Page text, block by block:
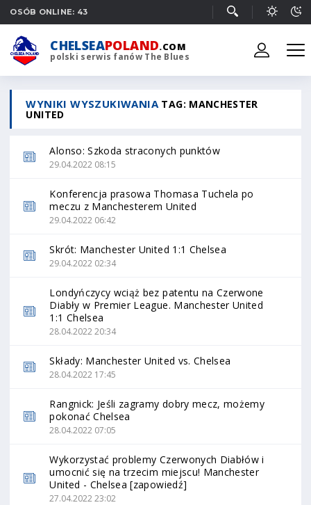
OSÓB ONLINE: 43
CHELSEAPOLAND.COM
polski serwis fanów The Blues
WYNIKI WYSZUKIWANIA TAG: MANCHESTER
UNITED
Alonso: Szkoda straconych punktów
29.04.2022 08:15
Konferencja prasowa Thomasa Tuchela po
meczu z Manchesterem United
29.04.2022 06:42
Skrót: Manchester United 1:1 Chelsea
29.04.2022 02:34
Londyńczycy wciąż bez patentu na Czerwone
Diabły w Premier League. Manchester United
1:1 Chelsea
28.04.2022 20:34
Składy: Manchester United vs. Chelsea
28.04.2022 17:45
Rangnick: Jeśli zagramy dobry mecz, możemy
pokonać Chelsea
28.04.2022 07:05
Wykorzystać problemy Czerwonych Diabłów i
umocnić się na trzecim miejscu! Manchester
United - Chelsea [zapowiedź]
27.04.2022 23:02